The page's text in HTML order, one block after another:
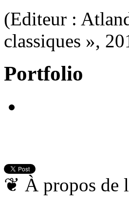
(Editeur :
classiques »,
Portfolio
❦ À propos de